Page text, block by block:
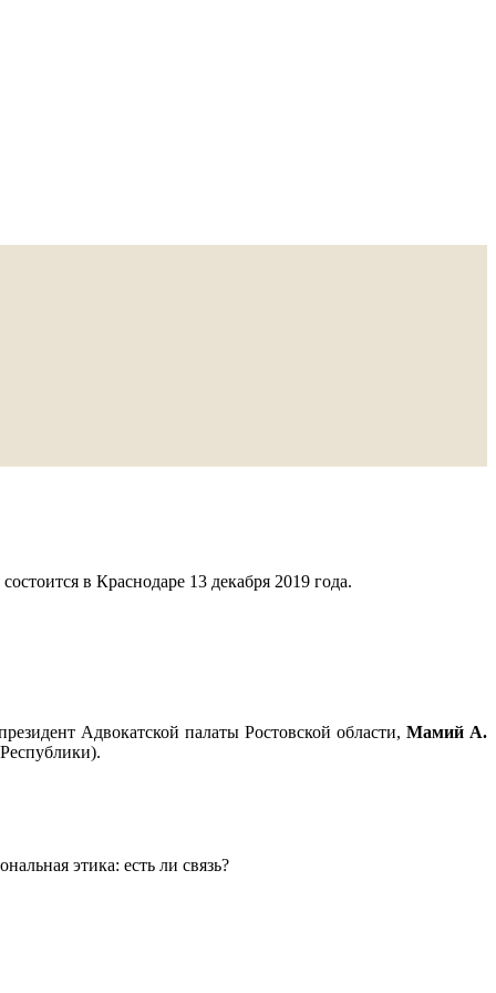
в Краснодаре 13 декабря 2019 года.
Адвокатской палаты Ростовской области,Мамий А.
этика: есть ли связь?